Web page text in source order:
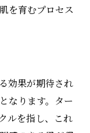
を育むプロセス
効果が期待され
なります。ター
ルを指し、これ